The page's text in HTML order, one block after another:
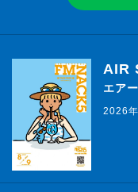
AIR
エア
2026